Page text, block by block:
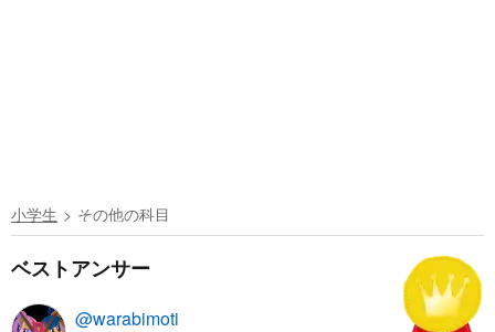
小学生 その他の科目
ベストアンサー
@warabimoti